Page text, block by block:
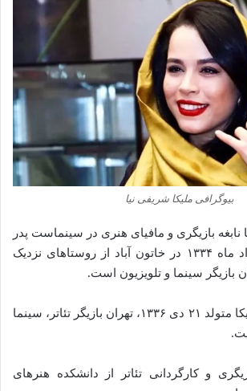
بیوگرافی ملیکا شریفی نیا
بازیگری و مافیای هنری در سینماست پدر
ملیکا متولد ۲۵ خرداد ماه ۱۳۳۴ در خاتون آباد از روستاهای نزدیک
بازیگر سینما و تلویزیون است.
آزیتا حاجیان مادر ملیکا متولد ۲۱ دی ۱۳۳۶، تهران بازیگر تئاتر، سینما
و کارگردانی تئاتر از دانشکده هنرهای